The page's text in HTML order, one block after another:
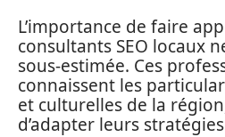
L’importance de faire
consultants SEO locaux
sous-estimée. Ces
connaissent les
et culturelles de la
d’adapter leurs